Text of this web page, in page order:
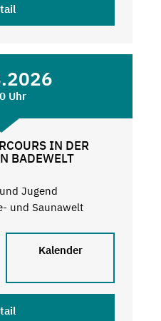
Uhr
IN DER
BADEWELT
Jugend
und Saunawelt
Kalender